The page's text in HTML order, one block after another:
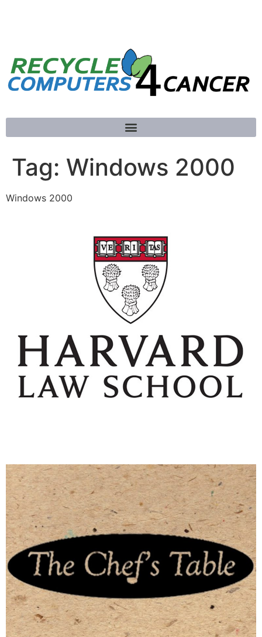
Tag: Windows 2000
Windows 2000